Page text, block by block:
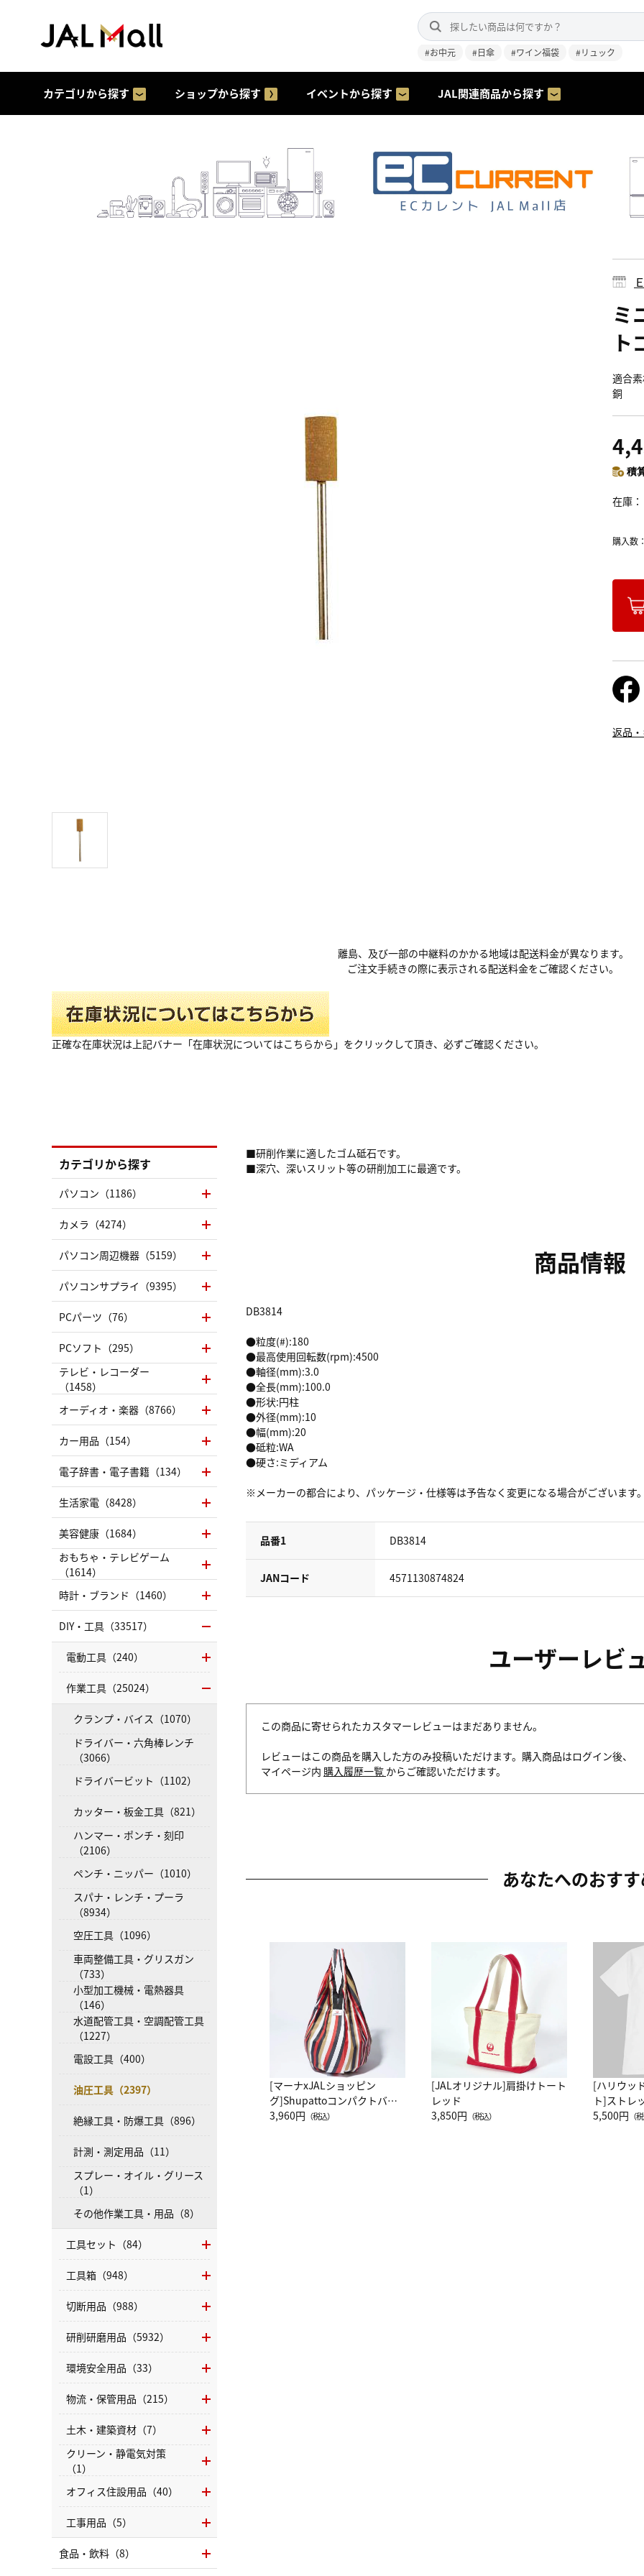
#お中元 #日傘 #ワイン福袋 #リュック
カテゴリから探す ショップから探す イベントから探す JAL関連商品から探す
ミ
適合
銅
積
在庫
購入数
返品
離島、及び一部の中継料のかかる地域は配送料金が異なります。
ご注文手続きの際に表示される配送料金をご確認ください。
正確な在庫状況は上記バナー「在庫状況についてはこちらから」をクリックして頂き、必ずご確認ください。
■研削作業に適したゴム砥石です。
■深穴、深いスリット等の研削加工に最適です。
商品情報
DB3814
●粒度(#):180
●最高使用回転数(rpm):4500
●軸径(mm):3.0
●全長(mm):100.0
●形状:円柱
●外径(mm):10
●幅(mm):20
●砥粒:WA
●硬さ:ミディアム
※メーカーの都合により、パッケージ・仕様等は予告なく変更になる場合がございます
品番1 DB3814
JANコード 4571130874824
ユーザーレビ
この商品に寄せられたカスタマーレビューはまだありません。
レビューはこの商品を購入した方のみ投稿いただけます。購入商品はログイン後、
マイページ内 購入履歴一覧 からご確認いただけます。
あなたへのおす
[マーナxJALショッピン
グ]Shupattoコンパクトバッ
グ Drop JAL客室乗務員
3,960円 （税込）
[JALオリジナル]肩掛けトート
レッド
3,850円 （税込）
[ハリウッ
ト]ストレ
ーネック
5,500円 （
カテゴリから探す
パソコン（1186）
カメラ（4274）
パソコン周辺機器（5159）
パソコンサプライ（9395）
PCパーツ（76）
PCソフト（295）
テレビ・レコーダー
（1458）
オーディオ・楽器（8766）
カー用品（154）
電子辞書・電子書籍（134）
生活家電（8428）
美容健康（1684）
おもちゃ・テレビゲーム
（1614）
時計・ブランド（1460）
DIY・工具（33517）
電動工具（240）
作業工具（25024）
クランプ・バイス（1070）
ドライバー・六角棒レンチ
（3066）
ドライバービット（1102）
カッター・板金工具（821）
ハンマー・ポンチ・刻印
（2106）
ペンチ・ニッパー（1010）
スパナ・レンチ・プーラ
（8934）
空圧工具（1096）
車両整備工具・グリスガン
（733）
小型加工機械・電熱器具
（146）
水道配管工具・空調配管工具
（1227）
電設工具（400）
油圧工具（2397）
絶縁工具・防爆工具（896）
計測・測定用品（11）
スプレー・オイル・グリース
（1）
その他作業工具・用品（8）
工具セット（84）
工具箱（948）
切断用品（988）
研削研磨用品（5932）
環境安全用品（33）
物流・保管用品（215）
土木・建築資材（7）
クリーン・静電気対策
（1）
オフィス住設用品（40）
工事用品（5）
食品・飲料（8）